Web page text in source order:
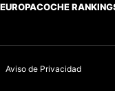
EUROPACOCHE
Aviso de Privacidad